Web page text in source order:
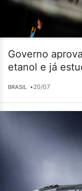
Governo
etanol e já
BRASIL •20/07